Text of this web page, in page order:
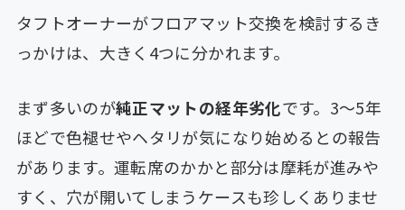
タフトオーナーがフロアマット交換を検討するき
っかけは、大きく4つに分かれます。
まず多いのが純正マットの経年劣化です。3〜5年
ほどで色褪せやヘタリが気になり始めるとの報告
があります。運転席のかかと部分は摩耗が進みや
すく、穴が開いてしまうケースも珍しくありませ